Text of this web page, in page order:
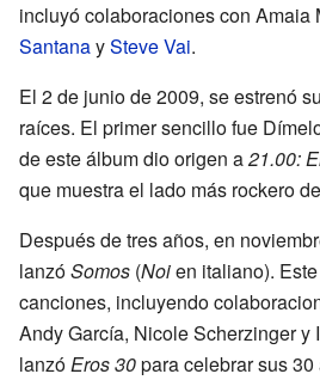
incluyó colaboraciones con Amaia
SantanaySteve Vai.
El 2 de junio de 2009, se estrenó
raíces. El primer sencillo fue
de este álbum dio origen a21.00:
que muestra el lado más rockero
Después de tres años, en
lanzóSomos (Noien italiano).
canciones, incluyendo
Andy García, Nicole Scherzinger y
lanzóEros 30para celebrar sus